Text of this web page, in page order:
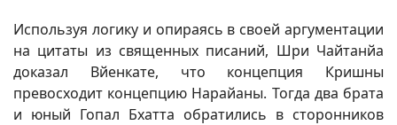
Используя логику и опираясь в своей аргументации
на цитаты из священных писаний, Шри Чайтанйа
доказал Вйенкате, что концепция Кришны
превосходит концепцию Нарайаны. Тогда два брата
и юный Гопал Бхатта обратились в сторонников